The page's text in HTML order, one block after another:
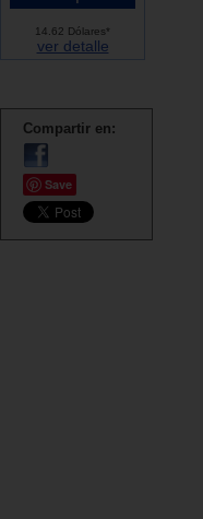
14.62 Dólares*
ver detalle
Compartir en:
Save